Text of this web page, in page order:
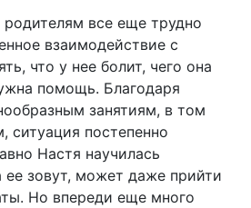
все еще трудно
взаимодействие с
что у нее болит, чего она
помощь. Благодаря
занятиям, в том
ситуация постепенно
Настя научилась
ее зовут, может даже прийти
Но впереди еще много